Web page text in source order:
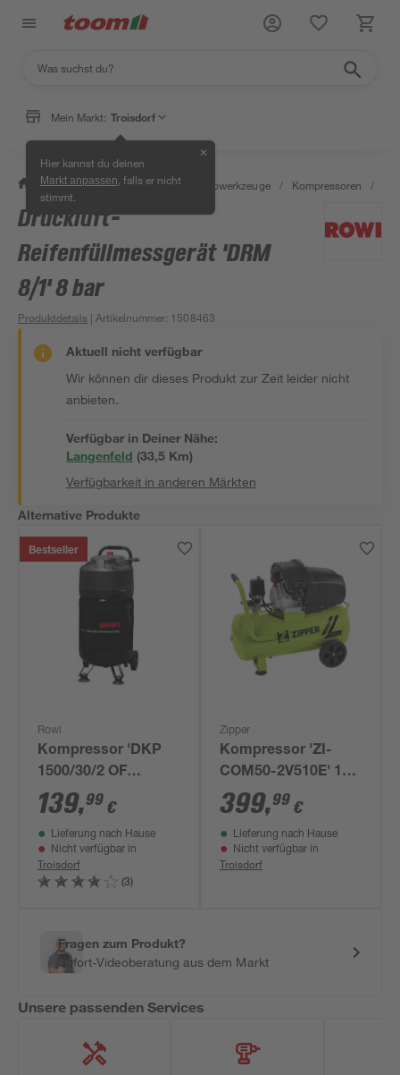
Mein Markt: Troisdorf
Hier kannst du deinen
Markt anpassen , falls er nicht
stimmt.
✕
/ Werkstatt & Maschinen / Elektrowerkzeuge / Kompressoren /
Bestseller
Druckluft-
Reifenfüllmessgerät 'DRM
8/1' 8 bar
Produktdetails | Artikelnummer: 1508463
Aktuell nicht verfügbar
Wir können dir dieses Produkt zur Zeit leider nicht
anbieten.
Verfügbar in Deiner Nähe:
Langenfeld (33,5 Km)
Verfügbarkeit in anderen Märkten
Alternative Produkte
Bestseller
Rowi
Kompressor 'DKP
1500/30/2 OF
Vertical Air' 10 bar
72-240 l/min
139,99 €
Lieferung nach Hause
Nicht verfügbar in
Troisdorf
(3)
Zipper
Kompressor 'ZI-
COM50-2V510E' 10
bar 50 l/min
399,99 €
Lieferung nach Hause
Nicht verfügbar in
Troisdorf
Fragen zum Produkt?
Sofort-Videoberatung aus dem Markt
Unsere passenden Services